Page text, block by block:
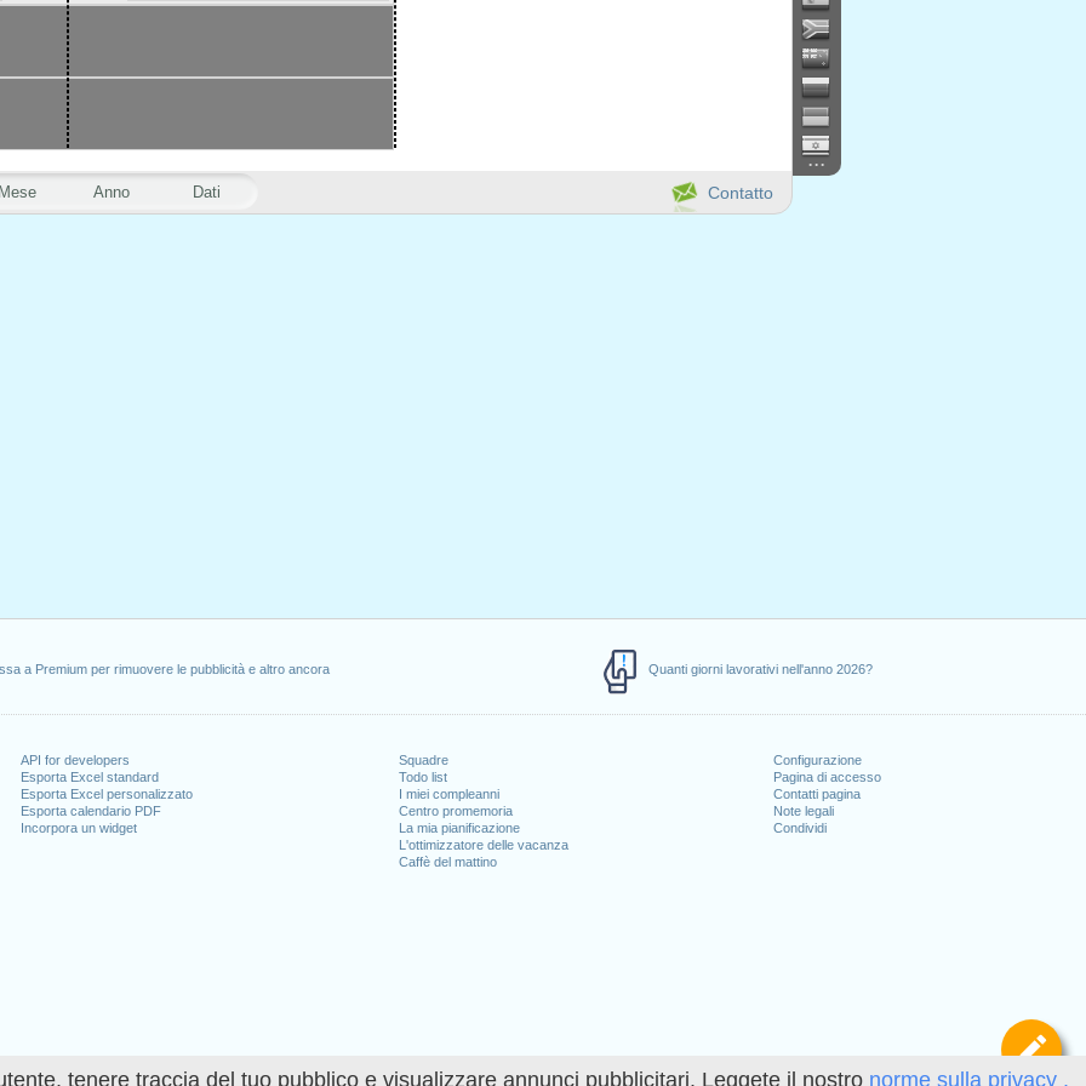
tenere traccia del tuo pubblico e visualizzare annunci pubblicitari. Leggete il nostro norme sulla privacy .
a Premium per rimuovere le pubblicità e altro ancora Quanti giorni lavorativi nell'anno 2026?
API for developers
Esporta Excel standard
Esporta Excel personalizzato
Esporta calendario PDF
Incorpora un widget
Squadre
Todo list
I miei compleanni
Centro promemoria
La mia pianificazione
L'ottimizzatore delle vacanza
Caffè del mattino
Configurazione
Pagina di accesso
Contatti pagina
Note legali
Condividi
...
Contatto
Anno Dati